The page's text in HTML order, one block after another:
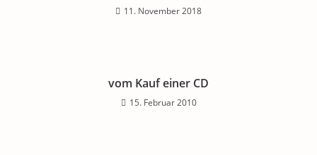
11. November 2018
vom Kauf einer CD
15. Februar 2010